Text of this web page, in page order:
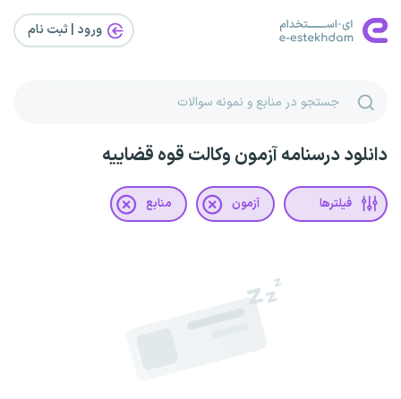
ورود | ثبت‌ نام
دانلود درسنامه آزمون وکالت قوه قضاییه
فیلترها آزمون منابع